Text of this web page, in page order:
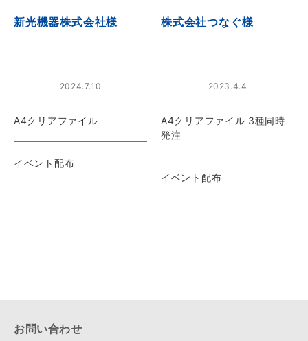
新光機器株式会社様
2024.7.10
A4クリアファイル
イベント配布
株式会社つなぐ様
2023.4.4
A4クリアファイル 3種同時
発注
イベント配布
お問い合わせ